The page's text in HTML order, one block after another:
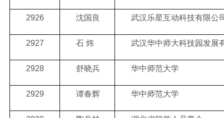
2926 沈国良 武汉乐星互动科技有限公
2927 石 炜 武汉华中师大科技园发展
2928 舒晓兵 华中师范大学
2929 谭春辉 华中师范大学